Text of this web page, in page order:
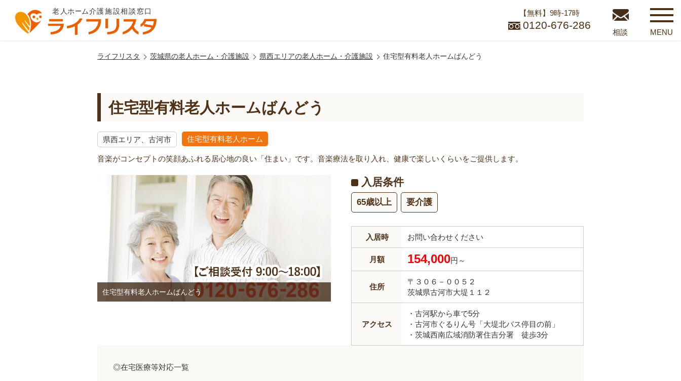
【無料】9時-17時
0120-676-286
相談 MENU
ライフリスタ 茨城県の老人ホーム・介護施設 県西エリアの老人ホーム・介護施設 住宅型有料老人ホームばんどう
住宅型有料老人ホームばんどう
県西エリア、古河市 住宅型有料老人ホーム
音楽がコンセプトの笑顔あふれる居心地の良い「住まい」です。音楽療法を取り入れ、健康で楽しいくらいをご提供します。
住宅型有料老人ホームばんどう
入居条件
65歳以上 要介護
入居時 お問い合わせください
月額 154,000円～
住所
〒３０６－００５２
茨城県古河市大堤１１２
アクセス
・古河駅から車で5分
・古河市ぐるりん号「大堤北バス停目の前」
・茨城西南広域消防署住吉分署 徒歩3分
◎在宅医療等対応一覧